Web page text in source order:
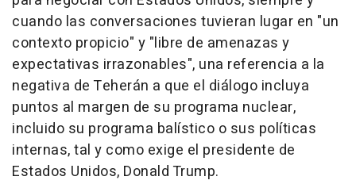
cuando las conversaciones tuvieran lugar en "un
contexto propicio" y "libre de amenazas y
expectativas irrazonables", una referencia a la
negativa de Teherán a que el diálogo incluya
puntos al margen de su programa nuclear,
incluido su programa balístico o sus políticas
internas, tal y como exige el presidente de
Estados Unidos, Donald Trump.